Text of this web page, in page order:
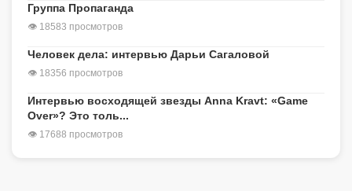
Группа Пропаганда
👁 18583 просмотров
Человек дела: интервью Дарьи Сагаловой
👁 18356 просмотров
Интервью восходящей звезды Anna Kravt: «Game
Over»? Это толь...
👁 17688 просмотров